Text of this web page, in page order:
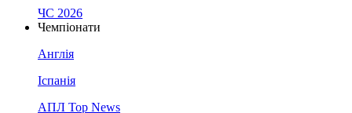
ЧС 2026
Чемпіонати
Англія
Іспанія
АПЛ Top News